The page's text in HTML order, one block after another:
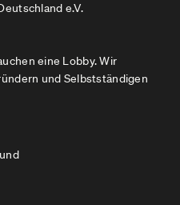
e.V.
eine Lobby. Wir
und Selbstständigen